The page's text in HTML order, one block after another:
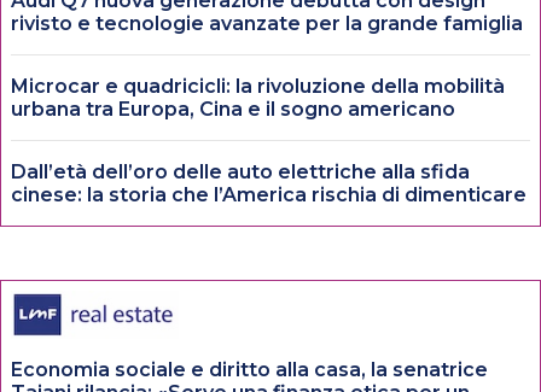
rivisto e tecnologie avanzate per la grande famiglia
Microcar e quadricicli: la rivoluzione della mobilità
urbana tra Europa, Cina e il sogno americano
Dall’età dell’oro delle auto elettriche alla sfida
cinese: la storia che l’America rischia di dimenticare
Economia sociale e diritto alla casa, la senatrice